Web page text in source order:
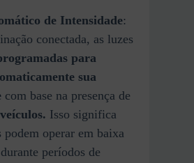
de Intensidade:
conectada, as luzes
para
sua
com base na presença de
Isso significa
podem operar em baixa
períodos de